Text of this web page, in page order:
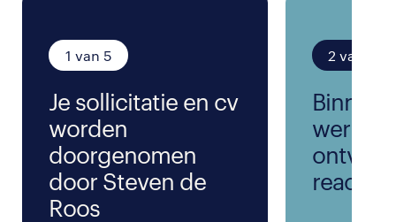
1 van 5
Je sollicitatie en cv
worden
doorgenomen
door Steven de
Roos
2 van 5
Binnen
reactie